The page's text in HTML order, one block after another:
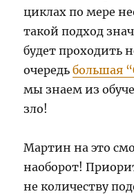
циклах по мере
такой подход
будет проходить
очередьбольшая
мы знаем из
зло!
Мартин на это
наоборот!
не количеству